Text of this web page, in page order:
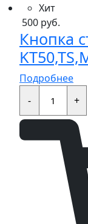
Хит
500 руб.
Кнопка
Подробнее
-
Кнопка
стартера
quantity
+